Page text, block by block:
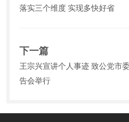
落实三个维度 实现多快好省
下一篇
王宗兴宣讲个人事迹 致公党市
告会举行